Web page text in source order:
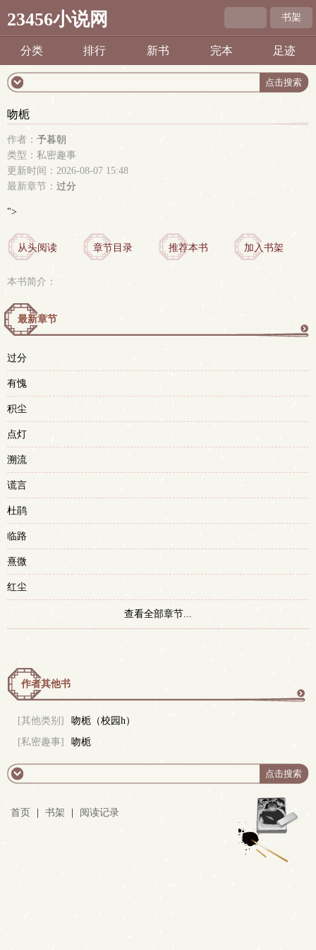
23456小说网 书架
分类 排行 新书 完本 足迹
吻栀
作者： 予暮朝
类型：私密趣事
更新时间：2026-08-07 15:48
最新章节： 过分
">
从头阅读 章节目录 推荐本书 加入书架
本书简介：
最新章节
过分
有愧
积尘
点灯
溯流
谎言
杜鹃
临路
熹微
红尘
查看全部章节...
作者其他书
[其他类别]
吻栀（校园h）
[私密趣事]
吻栀
首页 书架 阅读记录